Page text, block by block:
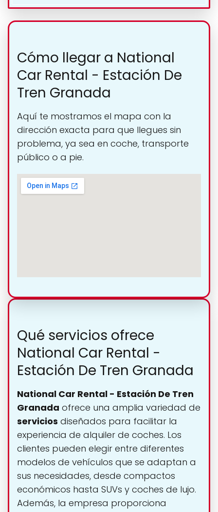
Cómo llegar a National
Car Rental - Estación De
Tren Granada
Aquí te mostramos el mapa con la
dirección exacta para que llegues sin
problema, ya sea en coche, transporte
público o a pie.
Qué servicios ofrece
National Car Rental -
Estación De Tren Granada
National Car Rental - Estación De Tren
Granada ofrece una amplia variedad de
servicios diseñados para facilitar la
experiencia de alquiler de coches. Los
clientes pueden elegir entre diferentes
modelos de vehículos que se adaptan a
sus necesidades, desde compactos
económicos hasta SUVs y coches de lujo.
Además, la empresa proporciona